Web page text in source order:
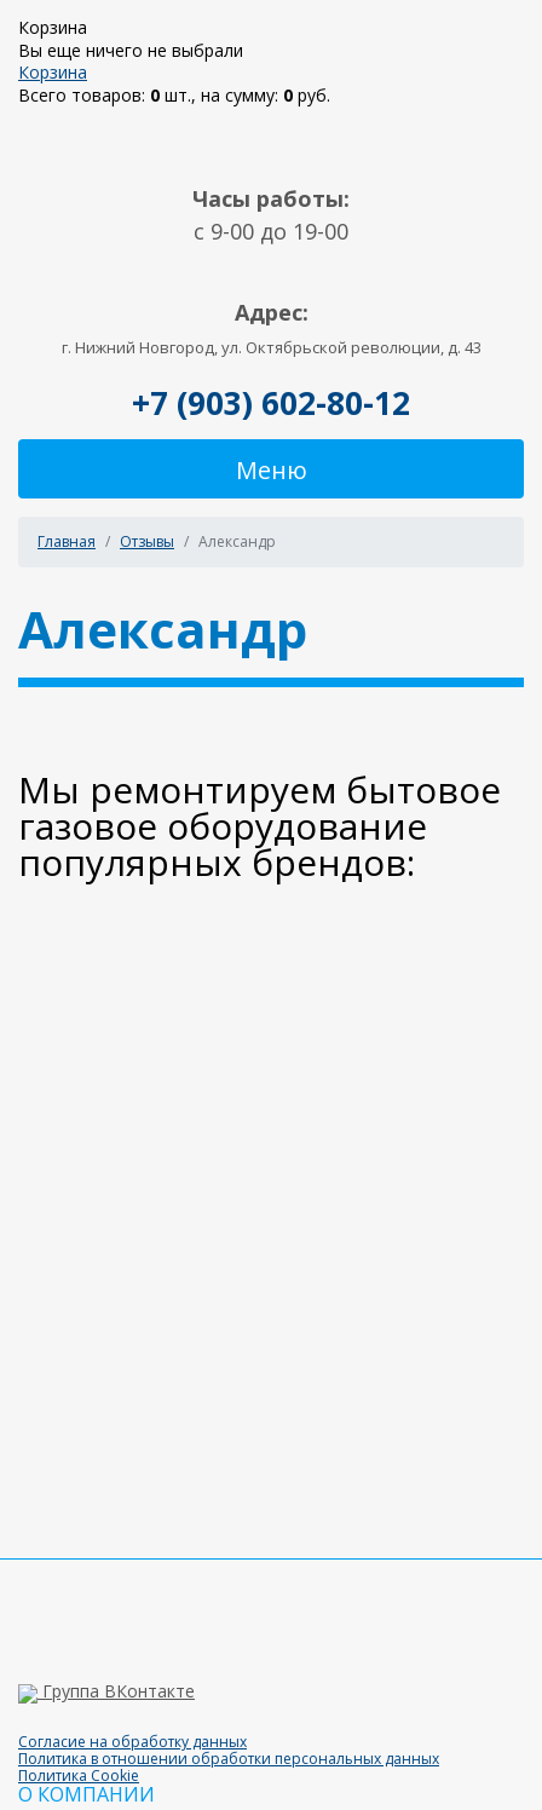
Корзина
Вы еще ничего не выбрали
Корзина
Всего товаров: 0 шт., на сумму: 0 руб.
Часы работы:
c 9-00 до 19-00
Адрес:
г. Нижний Новгород, ул. Октябрьской революции, д. 43
+7 (903) 602-80-12
Меню
Главная Отзывы Александр
Александр
Мы ремонтируем бытовое
газовое оборудование
популярных брендов:
Группа ВКонтакте
Согласие на обработку данных
Политика в отношении обработки персональных данных
Политика Cookie
О КОМПАНИИ